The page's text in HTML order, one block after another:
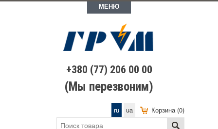
МЕНЮ
+380 (77) 206 00 00
(Мы перезвоним)
Корзина (0)
ru ua